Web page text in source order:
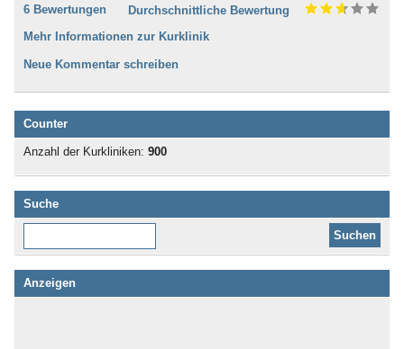
6 Bewertungen
Durchschnittliche Bewertung
Mehr Informationen zur Kurklinik
Neue Kommentar schreiben
Counter
Anzahl der Kurkliniken: 900
Suche
Anzeigen